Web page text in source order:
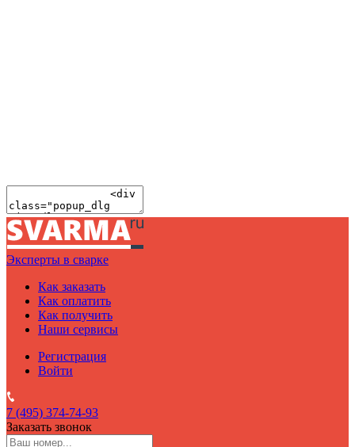
Эксперты в сварке
Как заказать
Как оплатить
Как получить
Наши сервисы
Регистрация
Войти
7 (495) 374-74-93
Заказать звонок